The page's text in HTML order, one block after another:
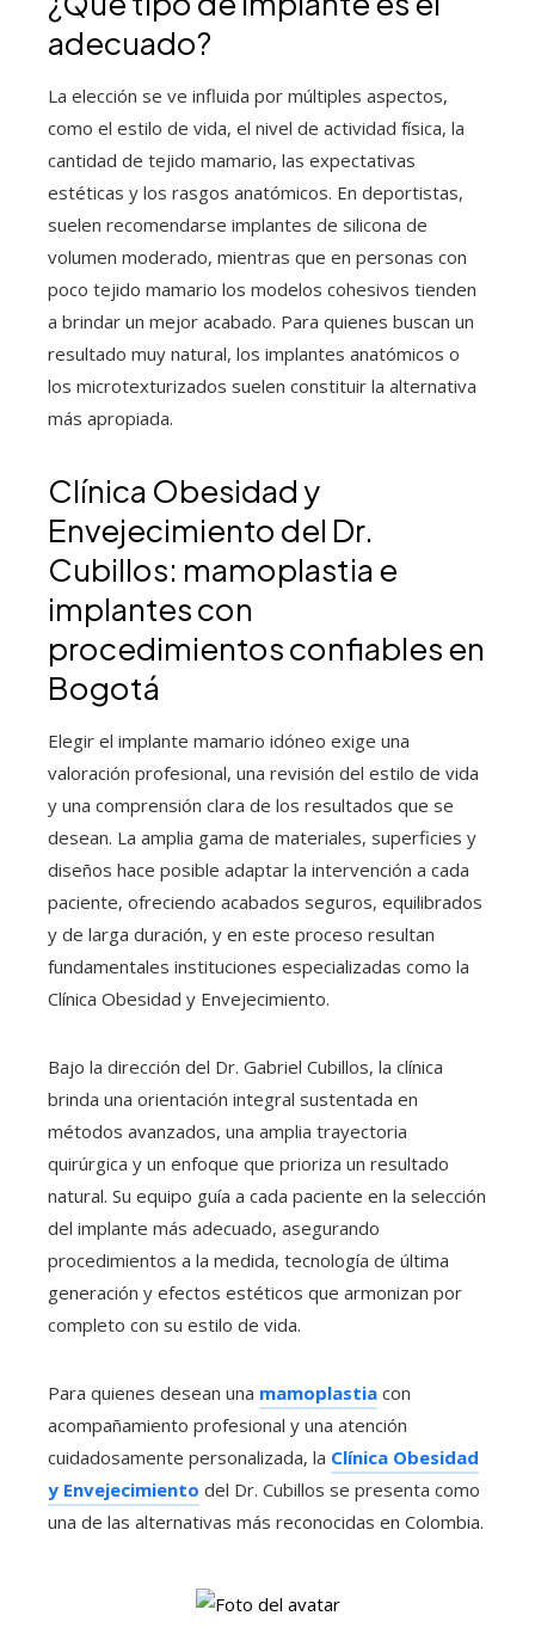
adecuado?
La elección se ve influida por múltiples aspectos,
como el estilo de vida, el nivel de actividad física, la
cantidad de tejido mamario, las expectativas
estéticas y los rasgos anatómicos. En deportistas,
suelen recomendarse implantes de silicona de
volumen moderado, mientras que en personas con
poco tejido mamario los modelos cohesivos tienden
a brindar un mejor acabado. Para quienes buscan un
resultado muy natural, los implantes anatómicos o
los microtexturizados suelen constituir la alternativa
más apropiada.
Clínica Obesidad y
Envejecimiento del Dr.
Cubillos: mamoplastia e
implantes con
procedimientos confiables en
Bogotá
Elegir el implante mamario idóneo exige una
valoración profesional, una revisión del estilo de vida
y una comprensión clara de los resultados que se
desean. La amplia gama de materiales, superficies y
diseños hace posible adaptar la intervención a cada
paciente, ofreciendo acabados seguros, equilibrados
y de larga duración, y en este proceso resultan
fundamentales instituciones especializadas como la
Clínica Obesidad y Envejecimiento.
Bajo la dirección del Dr. Gabriel Cubillos, la clínica
brinda una orientación integral sustentada en
métodos avanzados, una amplia trayectoria
quirúrgica y un enfoque que prioriza un resultado
natural. Su equipo guía a cada paciente en la selección
del implante más adecuado, asegurando
procedimientos a la medida, tecnología de última
generación y efectos estéticos que armonizan por
completo con su estilo de vida.
Para quienes desean una mamoplastia con
acompañamiento profesional y una atención
cuidadosamente personalizada, la Clínica Obesidad
y Envejecimiento del Dr. Cubillos se presenta como
una de las alternativas más reconocidas en Colombia.